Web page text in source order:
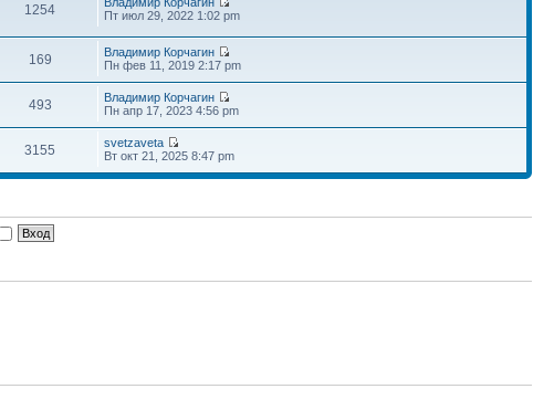
1254
Пт июл 29, 2022 1:02 pm
169
Владимир Корчагин
Пн фев 11, 2019 2:17 pm
493
Владимир Корчагин
Пн апр 17, 2023 4:56 pm
3155
svetzaveta
Вт окт 21, 2025 8:47 pm